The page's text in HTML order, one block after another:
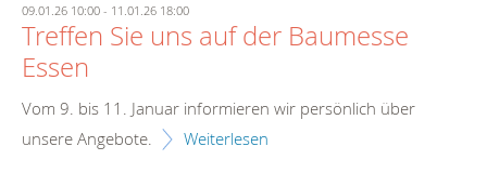
09.01.26 10:00 - 11.01.26 18:00
Treffen Sie uns auf der Baumesse
Essen
Vom 9. bis 11. Januar informieren wir persönlich über
unsere Angebote.
Weiterlesen